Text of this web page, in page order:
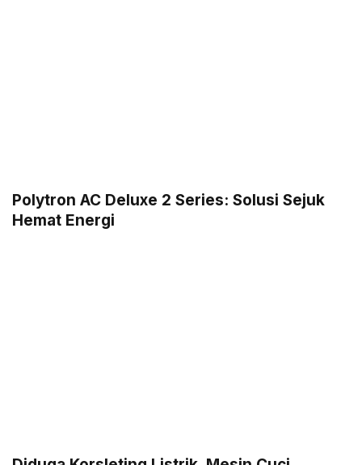
Polytron AC Deluxe 2 Series: Solusi Sejuk
Hemat Energi